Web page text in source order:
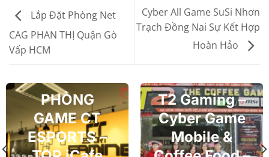
Lắp Đặt Phòng Net
CAG PHAN THỊ Quận Gò
Vấp HCM
Cyber All Game SuSi Nhơn
Trạch Đồng Nai Sự Kết Hợp
Hoàn Hảo
PHÒNG
GAME CT
ESPORTS –
T2 Gaming –
Cyber Game
Mobile &